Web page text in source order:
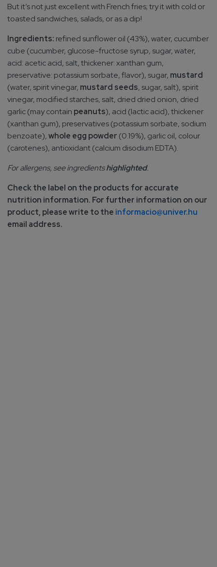
But it’s not just excellent with French fries; try it with cold or
toasted sandwiches, salads, or as a dip!
Ingredients: refined sunflower oil (43%), water, cucumber
cube (cucumber, glucose-fructose syrup, sugar, water,
acid: acetic acid, salt, thickener: xanthan gum,
preservative: potassium sorbate, flavor), sugar, mustard
(water, spirit vinegar, mustard seeds, sugar, salt), spirit
vinegar, modified starches, salt, dried dried onion, dried
garlic (may contain peanuts), acid (lactic acid), thickener
(xanthan gum), preservatives (potassium sorbate, sodium
benzoate),whole egg powder (0.19%), garlic oil, colour
(carotenes), antioxidant (calcium disodium EDTA).
For allergens, see ingredientshighlighted.
Check the label on the products for accurate
nutrition information. For further information on our
product, please write to the informacio@univer.hu
email address.